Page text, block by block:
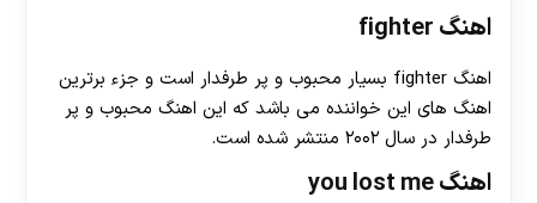
اهنگ fighter
اهنگ fighter بسیار محبوب و پر طرفدار است و جزء برترین
اهنگ های این خواننده می باشد که این اهنگ محبوب و پر
طرفدار در سال ۲۰۰۲ منتشر شده است.
اهنگ you lost me